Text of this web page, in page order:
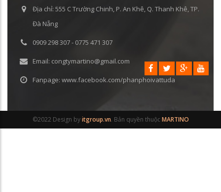
Địa chỉ: 555 C Trường Chinh, P. An Khê, Q. Thanh Khê, TP.
Đà Nẵng
0909 298 307 - 0775 471 307
Email: congtymartino@gmail.com
Fanpage: www.facebook.com/phanphoivattuda
©2022 Design byitgroup.vn. Bản quyền thuộc MARTINO